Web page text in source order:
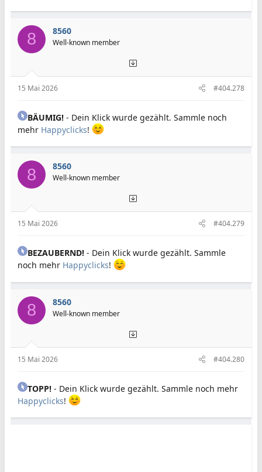
8 8560
Well-known member
15 Mai 2026 #404.278
BÄUMIG! - Dein Klick wurde gezählt. Sammle noch
mehr Happyclicks!
8 8560
Well-known member
15 Mai 2026 #404.279
BEZAUBERND! - Dein Klick wurde gezählt. Sammle
noch mehr Happyclicks!
8 8560
Well-known member
15 Mai 2026 #404.280
TOPP! - Dein Klick wurde gezählt. Sammle noch mehr
Happyclicks!